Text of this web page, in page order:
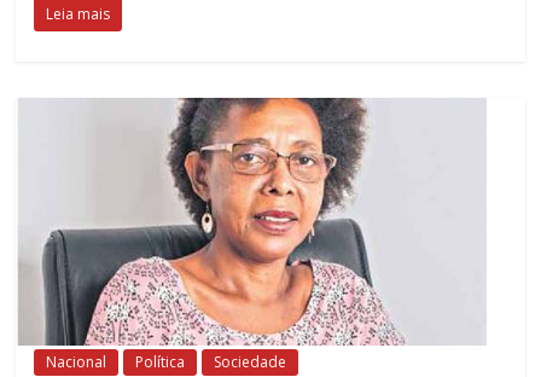
Leia mais
Nacional Política Sociedade